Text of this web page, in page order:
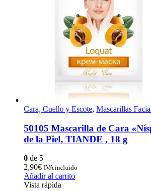
Cara, Cuello y Escote, Mascarillas
50105 Mascarilla de Cara
de la Piel, TIANDE , 18 g
0 de 5
2,90€ IVA incluido
Añadir al carrito
Vista rápida